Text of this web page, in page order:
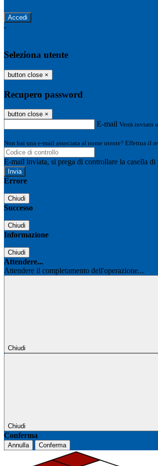
-
Seleziona utente
button close ×
Recupero password
button close ×
E-mail Verrà inviato
Non hai una e-mail associata al nome utente? Effettua il
E-mail inviata, si prega di controllare la casella di
Errore
Chiudi
Successo
Chiudi
Informazione
Chiudi
Attendere...
Attendere il completamento dell'operazione...
Chiudi
Chiudi
Conferma
Annulla Conferma